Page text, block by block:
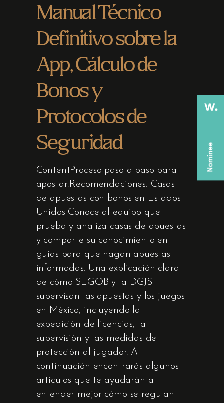
Manual Técnico
Definitivo sobre la
App, Cálculo de
Bonos y
Protocolos de
Seguridad
ContentProceso paso a paso para
apostar:Recomendaciones: Casas
de apuestas con bonos en Estados
Unidos Conoce al equipo que
prueba y analiza casas de apuestas
y comparte su conocimiento en
guías para que hagan apuestas
informadas. Una explicación clara
de cómo SEGOB y la DGJS
supervisan las apuestas y los juegos
en México, incluyendo la
expedición de licencias, la
supervisión y las medidas de
protección al jugador. A
continuación encontrarás algunos
artículos que te ayudarán a
entender mejor cómo se regulan